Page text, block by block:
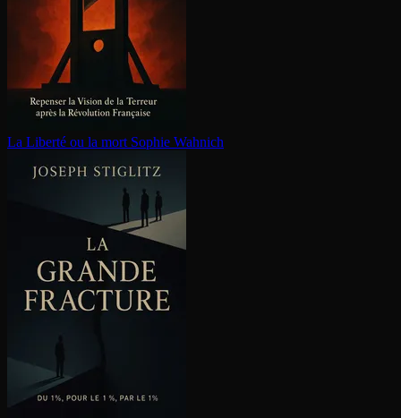
La Liberté ou la mort Sophie Wahnich